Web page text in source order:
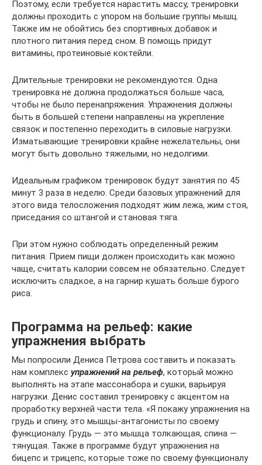
Поэтому, если требуется нарастить массу, тренировки
должны проходить с упором на большие группы мышц.
Также им не обойтись без спортивных добавок и
плотного питания перед сном. В помощь придут
витамины, протеиновые коктейли.
Длительные тренировки не рекомендуются. Одна
тренировка не должна продолжаться больше часа,
чтобы не было перенапряжения. Упражнения должны
быть в большей степени направлены на укрепление
связок и постепенно переходить в силовые нагрузки.
Изматывающие тренировки крайне нежелательны, они
могут быть довольно тяжелыми, но недолгими.
Идеальным графиком тренировок будут занятия по 45
минут 3 раза в неделю. Среди базовых упражнений для
этого вида телосложения подходят жим лежа, жим стоя,
приседания со штангой и становая тяга.
При этом нужно соблюдать определенный режим
питания. Прием пищи должен происходить как можно
чаще, считать калории совсем не обязательно. Следует
исключить сладкое, а на гарнир кушать больше бурого
риса.
Программа на рельеф: какие
упражнения выбрать
Мы попросили Дениса Петрова составить и показать
нам комплекс упражнений на рельеф, который можно
выполнять на этапе массонабора и сушки, варьируя
нагрузки. Денис составил тренировку с акцентом на
проработку верхней части тела. «Я покажу упражнения на
грудь и спину, это мышцы-антагонисты по своему
функционалу. Грудь — это мышца толкающая, спина —
тянущая. Также в программе будут упражнения на
бицепс и трицепс, которые тоже по своему функционалу